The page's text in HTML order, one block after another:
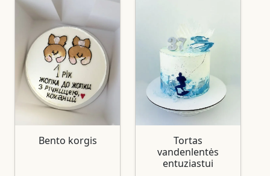
Bento korgis
Tortas
vandenlentės
entuziastui